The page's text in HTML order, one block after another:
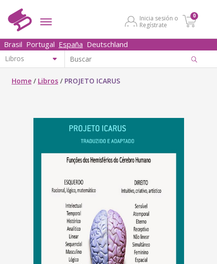
Inicia sesión o
Regístrate
0
Brasil Portugal España Deutschland
Home / Libros / PROJETO ICARUS